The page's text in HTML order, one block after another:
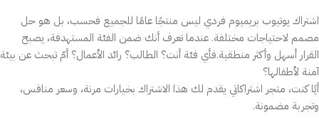
اشتراك يوتيوب بريميوم فردي ليس منتجًا عامًا للجميع فحسب، بل هو حل
مصمم لاحتياجات مختلفة. عندما تعرف أنك ضمن الفئة المستهدفة، يصبح
القرار أسهل وأكثر منطقية.فأي فئة أنت؟ الطالب؟ رائد الأعمال؟ أمّ تبحث عن بيئة
آمنة لأطفالها؟
أيًا كنت، متجر اشتراكاتي يقدم لك هذا الاشتراك بخيارات مرنة، وسعر منافس،
وتجربة مضمونة.